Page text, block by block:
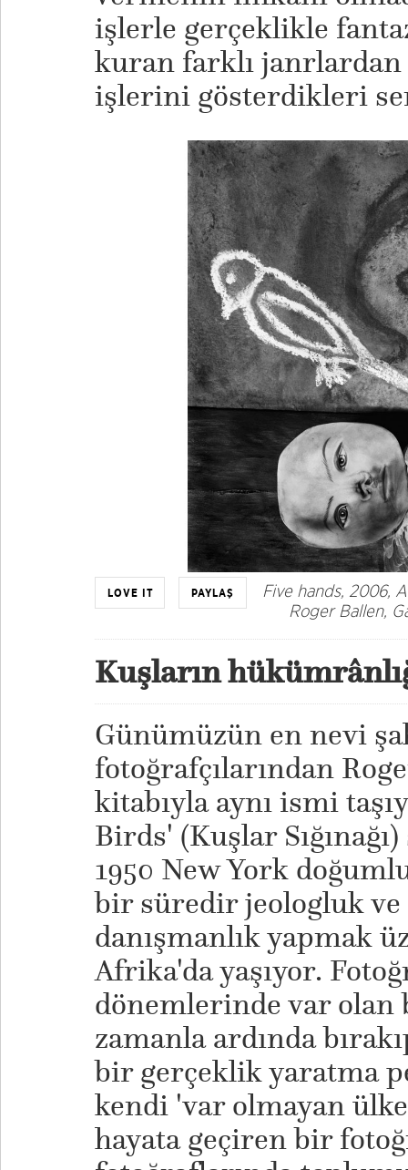
işlerle gerçeklikle
kuran farklı
işlerini gösterdikleri
LOVE IT PAYLAŞ
Five hands, 2006,
Roger Ballen,
Kuşların
Günümüzün en nevi
fotoğrafçılarından
kitabıyla aynı ismi
Birds' (Kuşlar
1950 New York
bir süredir jeologluk
danışmanlık yapmak
Afrika'da yaşıyor.
dönemlerinde var olan
zamanla ardında
bir gerçeklik yaratma
kendi 'var olmayan
hayata geçiren bir